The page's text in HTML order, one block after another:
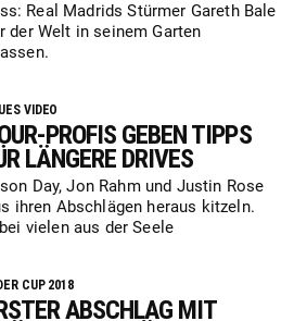
Real Madrids Stürmer Gareth Bale
der Welt in seinem Garten
VIDEO
PROFIS GEBEN TIPPS
LÄNGERE DRIVES
Day, Jon Rahm und Justin Rose
ihren Abschlägen heraus kitzeln.
vielen aus der Seele
CUP 2018
ABSCHLAG MIT